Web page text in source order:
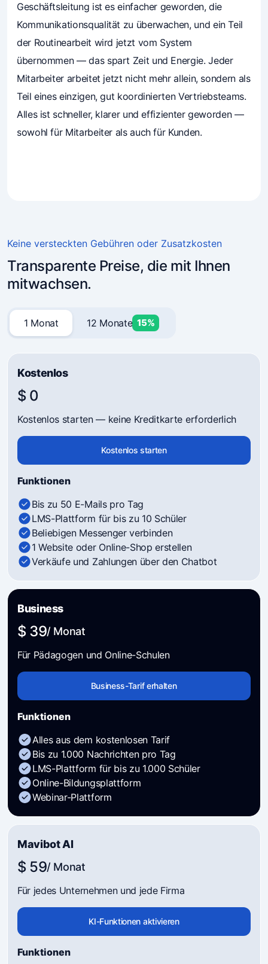
Geschäftsleitung ist es einfacher geworden, die
Kommunikationsqualität zu überwachen, und ein Teil
der Routinearbeit wird jetzt vom System
übernommen — das spart Zeit und Energie. Jeder
Mitarbeiter arbeitet jetzt nicht mehr allein, sondern als
Teil eines einzigen, gut koordinierten Vertriebsteams.
Alles ist schneller, klarer und effizienter geworden —
sowohl für Mitarbeiter als auch für Kunden.
Unternehmer vertrauen Mavibot
Keine versteckten Gebühren oder Zusatzkosten
Transparente Preise, die mit Ihnen
mitwachsen.
1 Monat 12 Monate 15%
Kostenlos
$ 0
Kostenlos starten — keine Kreditkarte erforderlich
Kostenlos starten
Funktionen
Bis zu 50 E-Mails pro Tag
LMS-Plattform für bis zu 10 Schüler
Beliebigen Messenger verbinden
1 Website oder Online-Shop erstellen
Verkäufe und Zahlungen über den Chatbot
Business
$ 39/ Monat
Für Pädagogen und Online-Schulen
Business-Tarif erhalten
Funktionen
Alles aus dem kostenlosen Tarif
Bis zu 1.000 Nachrichten pro Tag
LMS-Plattform für bis zu 1.000 Schüler
Online-Bildungsplattform
Webinar-Plattform
Mavibot AI
$ 59/ Monat
Für jedes Unternehmen und jede Firma
KI-Funktionen aktivieren
Funktionen